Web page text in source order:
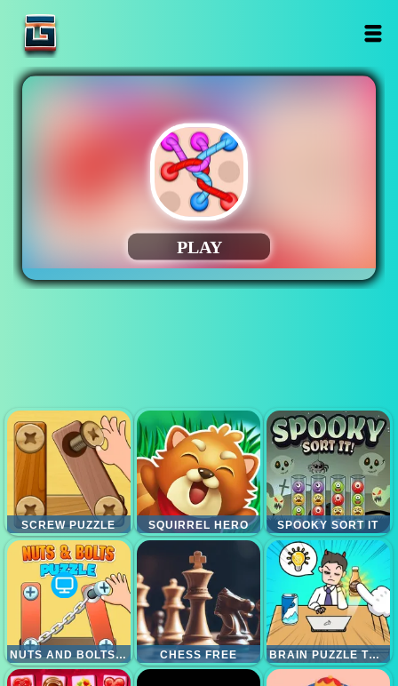
SCREW PUZZLE SQUIRREL HERO SPOOKY SORT IT
NUTS AND BOLTS PUZZLE CHESS FREE BRAIN PUZZLE TRICKY CHOICES